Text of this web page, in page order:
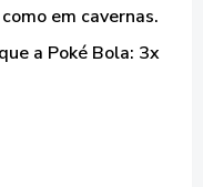
em cavernas.
a Poké Bola: 3x